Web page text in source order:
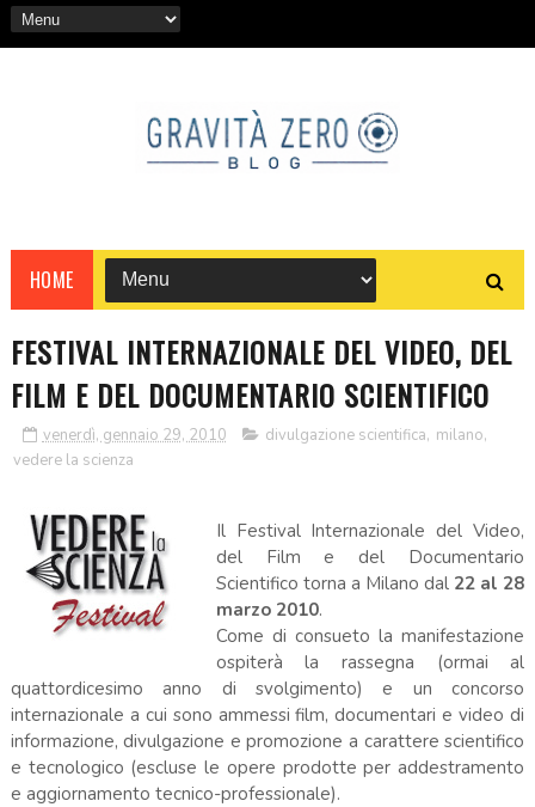
HOME
FESTIVAL INTERNAZIONALE DEL VIDEO, DEL
FILM E DEL DOCUMENTARIO SCIENTIFICO
venerdì, gennaio 29, 2010 divulgazione scientifica, milano,
vedere la scienza
Il Festival Internazionale del Video,
del Film e del Documentario
Scientifico torna a Milano dal 22 al 28
marzo 2010.
Come di consueto la manifestazione
ospiterà la rassegna (ormai al
quattordicesimo anno di svolgimento) e un concorso
internazionale a cui sono ammessi film, documentari e video di
informazione, divulgazione e promozione a carattere scientifico
e tecnologico (escluse le opere prodotte per addestramento
e aggiornamento tecnico-professionale).